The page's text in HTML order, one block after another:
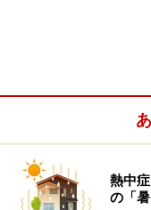
うちの玄武（げん
亀で 「守る」 と言
たアイテムが黒いタ
【 風水インテリア
熱中
の「